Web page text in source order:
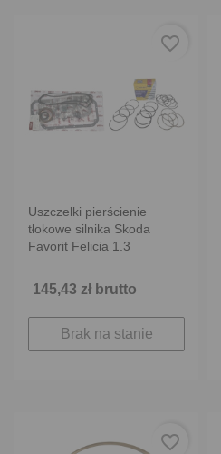
Uszczelki pierścienie
tłokowe silnika Skoda
Favorit Felicia 1.3
145,43 zł brutto
Brak na stanie
favorite_border
favorite_border